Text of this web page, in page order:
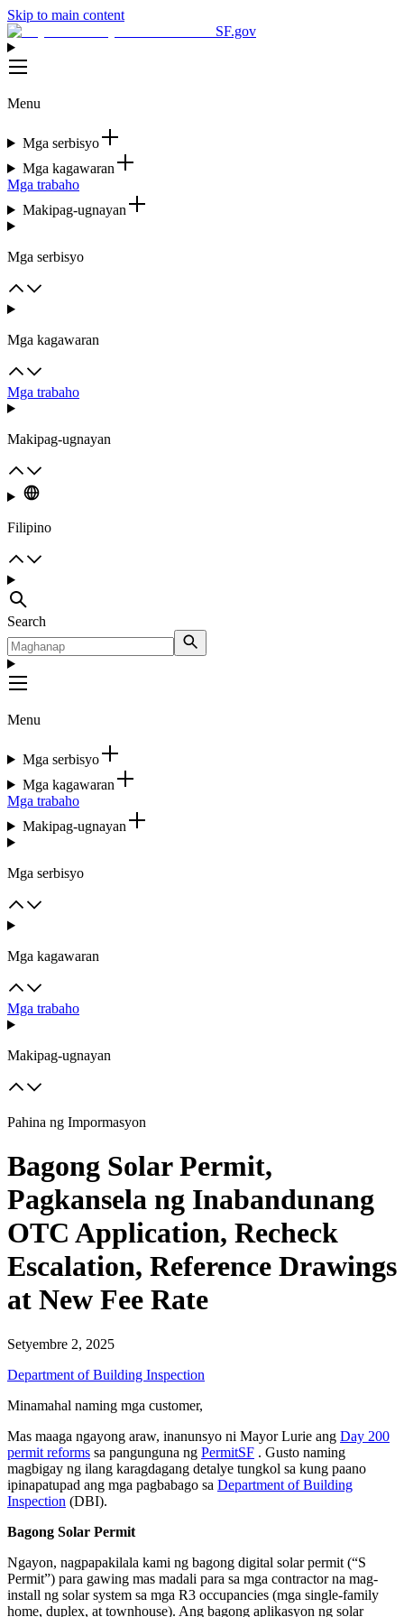
Skip to main content
SF.gov
Menu
Mga serbisyo
Mga kagawaran
Mga trabaho
Makipag-ugnayan
Mga serbisyo
Mga kagawaran
Mga trabaho
Makipag-ugnayan
Filipino
Search
Menu
Mga serbisyo
Mga kagawaran
Mga trabaho
Makipag-ugnayan
Mga serbisyo
Mga kagawaran
Mga trabaho
Makipag-ugnayan
Pahina ng Impormasyon
Bagong Solar Permit,
Pagkansela ng Inabandunang
OTC Application, Recheck
Escalation, Reference Drawings
at New Fee Rate
Setyembre 2, 2025
Department of Building Inspection
Minamahal naming mga customer,
Mas maaga ngayong araw, inanunsyo ni Mayor Lurie ang Day 200
permit reforms sa pangunguna ng PermitSF . Gusto naming
magbigay ng ilang karagdagang detalye tungkol sa kung paano
ipinapatupad ang mga pagbabago sa Department of Building
Inspection (DBI).
Bagong Solar Permit
Ngayon, nagpapakilala kami ng bagong digital solar permit (“S
Permit”) para gawing mas madali para sa mga contractor na mag-
install ng solar system sa mga R3 occupancies (mga single-family
home, duplex, at townhouse). Ang bagong aplikasyon ng solar